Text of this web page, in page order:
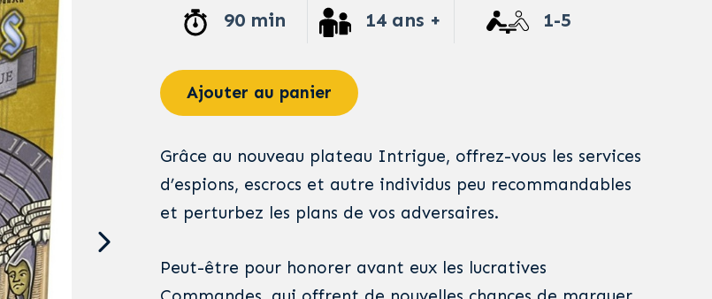
90 min 14 ans + 1-5
Ajouter au panier
Grâce au nouveau plateau Intrigue, offrez-vous les services
d’espions, escrocs et autre individus peu recommandables
et perturbez les plans de vos adversaires.
Peut-être pour honorer avant eux les lucratives